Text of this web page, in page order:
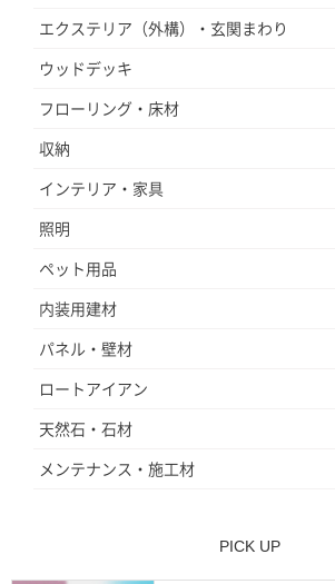
エクステリア（外構）・玄関まわり
ウッドデッキ
フローリング・床材
収納
インテリア・家具
照明
ペット用品
内装用建材
パネル・壁材
ロートアイアン
天然石・石材
メンテナンス・施工材
PICK UP